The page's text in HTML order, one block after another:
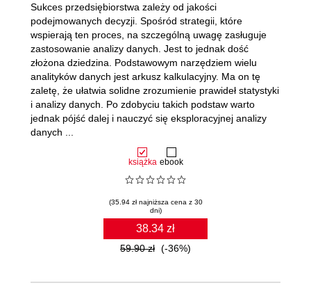
książka ebook
(35.94 zł najniższa cena z 30
dni)
38.34 zł
59.90 zł (-36%)
Sukces przedsiębiorstwa zależy od jakości
podejmowanych decyzji. Spośród strategii, które
wspierają ten proces, na szczególną uwagę zasługuje
zastosowanie analizy danych. Jest to jednak dość
złożona dziedzina. Podstawowym narzędziem wielu
analityków danych jest arkusz kalkulacyjny. Ma on tę
zaletę, że ułatwia solidne zrozumienie prawideł statystyki
i analizy danych. Po zdobyciu takich podstaw warto
jednak pójść dalej i nauczyć się eksploracyjnej analizy
danych ...